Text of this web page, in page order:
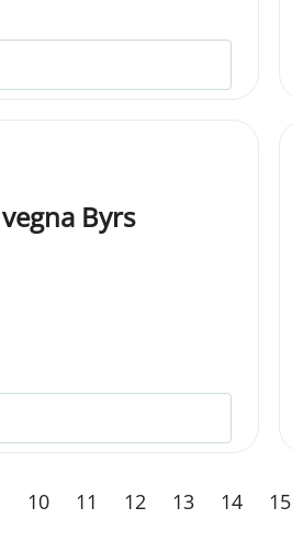
Byrs
10 11 12 13 14 15